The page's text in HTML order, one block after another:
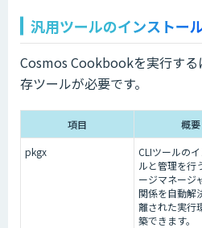
汎用ツールのインストー
Cosmos Cookbookを実行す
存ツールが必要です。
項目 概要
pkgx
CLIツールの
ルと管理を行
ージマネージ
関係を自動解
離された実行
築できます。